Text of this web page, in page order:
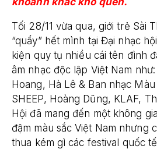
Tối 28/11 vừa qua, giới trẻ Sài
“quẩy” hết mình tại Đại nhạc
kiện quy tụ nhiều cái tên đình
âm nhạc độc lập Việt Nam
Hoang, Hà Lê & Ban nhạc
SHEEP, Hoàng Dũng, KLAF,
Hội đã mang đến một không
đậm màu sắc Việt Nam nhưng
thua kém gì các festival quốc